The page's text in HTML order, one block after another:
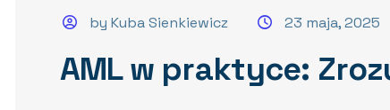
by Kuba Sienkiewicz 23 maja, 2025
AML w praktyce: